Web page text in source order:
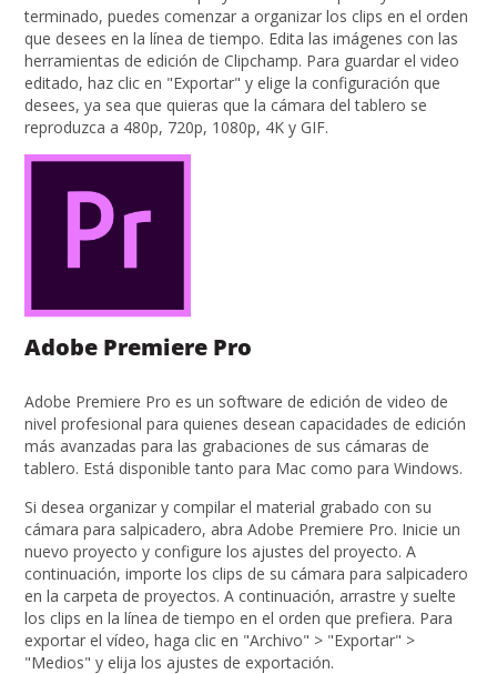
terminado, puedes comenzar a organizar los clips en el orden
que desees en la línea de tiempo. Edita las imágenes con las
herramientas de edición de Clipchamp. Para guardar el video
editado, haz clic en "Exportar" y elige la configuración que
desees, ya sea que quieras que la cámara del tablero se
reproduzca a 480p, 720p, 1080p, 4K y GIF.
Adobe Premiere Pro
Adobe Premiere Pro es un software de edición de video de
nivel profesional para quienes desean capacidades de edición
más avanzadas para las grabaciones de sus cámaras de
tablero. Está disponible tanto para Mac como para Windows.
Si desea organizar y compilar el material grabado con su
cámara para salpicadero, abra Adobe Premiere Pro. Inicie un
nuevo proyecto y configure los ajustes del proyecto. A
continuación, importe los clips de su cámara para salpicadero
en la carpeta de proyectos. A continuación, arrastre y suelte
los clips en la línea de tiempo en el orden que prefiera. Para
exportar el vídeo, haga clic en "Archivo" > "Exportar" >
"Medios" y elija los ajustes de exportación.